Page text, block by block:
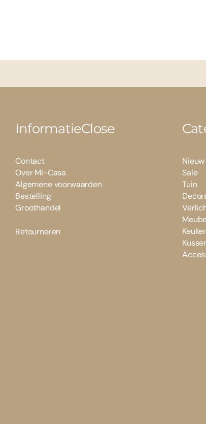
InformatieClose
Contact
Over Mi-Casa
Algemene voorwaarden
Bestelling
Groothandel
Retourneren
Nieuw
Sale
Tuin